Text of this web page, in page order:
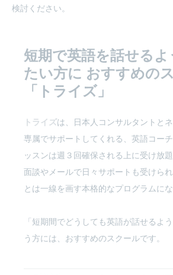
検討ください。
短期で英語を話せるよ
たい方に おすすめの
「トライズ」
トライズは、日本人コンサルタントと
専属でサポートしてくれる、英語コー
ッスンは週３回確保される上に受け放
面談やメールで日々サポートも受けら
とは一線を画す本格的なプログラムにな
「短期間でどうしても英語が話せるよ
う方には、おすすめのスクールです。